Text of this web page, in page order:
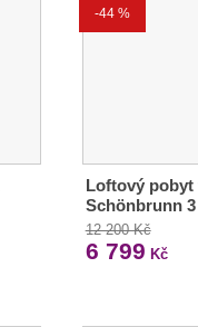
-44 %
Loftový pobyt
Schönbrunn
12 200 Kč
6 799 Kč